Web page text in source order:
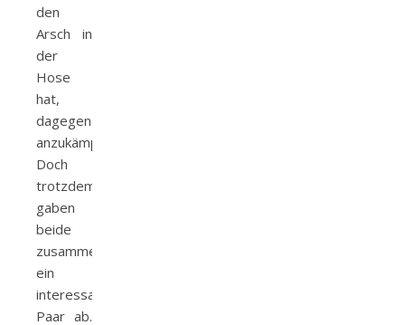
den
Arsch in
der
Hose
hat,
dagegen
anzukämpfen.
Doch
trotzdem
gaben
beide
zusammen
ein
interessantes
Paar ab.